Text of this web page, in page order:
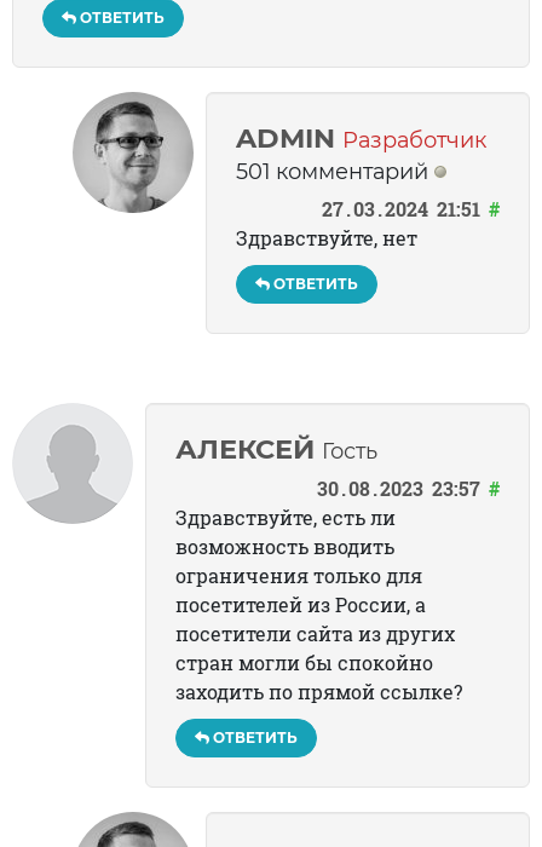
ОТВЕТИТЬ
ADMIN Разработчик
501 комментарий
27 03 2024 21:51 #
Здравствуйте, нет
ОТВЕТИТЬ
АЛЕКСЕЙ Гость
30 08 2023 23:57 #
Здравствуйте, есть ли
возможность вводить
ограничения только для
посетителей из России, а
посетители сайта из других
стран могли бы спокойно
заходить по прямой ссылке?
ОТВЕТИТЬ